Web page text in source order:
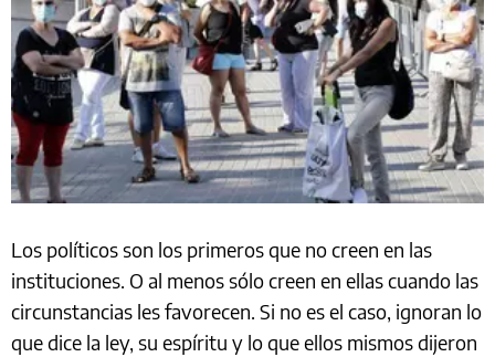
Los políticos son los primeros que no creen en las
instituciones. O al menos sólo creen en ellas cuando las
circunstancias les favorecen. Si no es el caso, ignoran lo
que dice la ley, su espíritu y lo que ellos mismos dijeron